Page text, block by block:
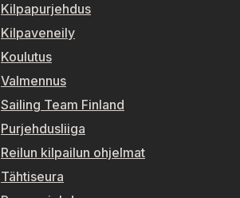
Kilpapurjehdus
Kilpaveneily
Koulutus
Valmennus
Sailing Team Finland
Purjehdusliiga
Reilun kilpailun ohjelmat
Tähtiseura